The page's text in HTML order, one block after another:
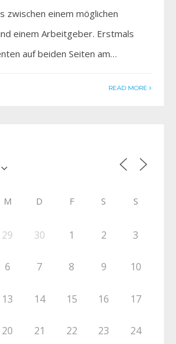
zwischen einem möglichen
einem Arbeitgeber. Erstmals
auf beiden Seiten am…
READ MORE
M D F S S
29 30 1 2 3
6 7 8 9 10
13 14 15 16 17
20 21 22 23 24